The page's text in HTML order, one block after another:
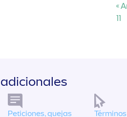
«
11
Peticiones, quejas